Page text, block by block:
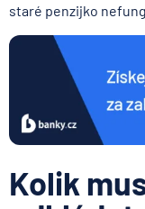
staré penzijko
Kolik